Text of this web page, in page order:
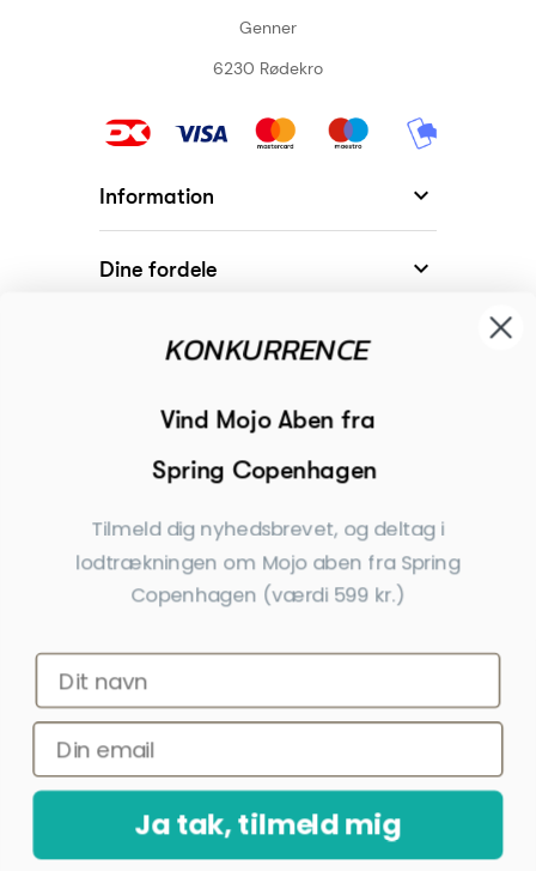
Genner
6230 Rødekro
Information 
Dine fordele 
Modtager
Begivenheder
Inspiration
Tilmeld dig nyhedsbrevet
Få nyheder, tips og tilbud før andre
Ja tak, tilmeld mig
af Dahls Gravering til at sende nyhedsbreve og kampagnetilbud. Afmelding kan
altid ske nederst i nyhedsbrevet.
KONKURRENCE
Vind Mojo Aben fra
Spring Copenhagen
Tilmeld dig nyhedsbrevet, og deltag i
lodtrækningen om Mojo aben fra Spring
Copenhagen (værdi 599 kr.)
Ja tak, tilmeld mig